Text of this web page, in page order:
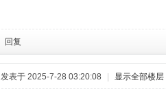
回复
发表于 2025-7-28 03:20:08 显示全部楼层